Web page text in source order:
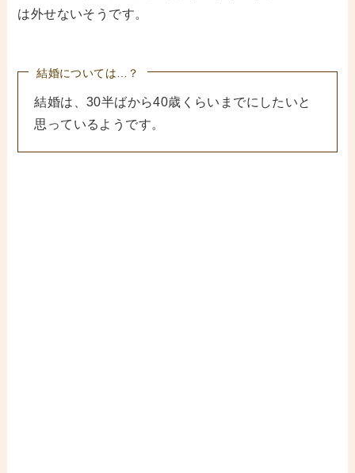
は外せないそうです。
結婚については…？
結婚は、30半ばから40歳くらいまでにしたいと
思っているようです。